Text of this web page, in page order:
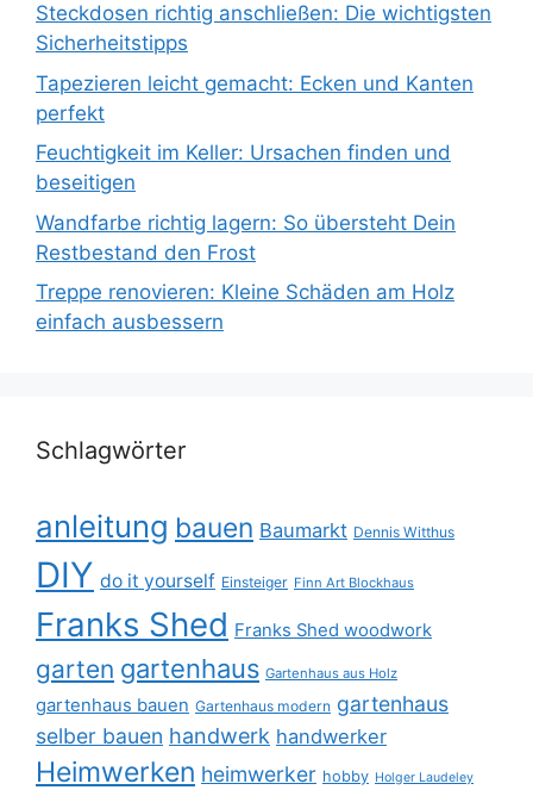
Steckdosen richtig anschließen: Die wichtigsten
Sicherheitstipps
Tapezieren leicht gemacht: Ecken und Kanten
perfekt
Feuchtigkeit im Keller: Ursachen finden und
beseitigen
Wandfarbe richtig lagern: So übersteht Dein
Restbestand den Frost
Treppe renovieren: Kleine Schäden am Holz
einfach ausbessern
Schlagwörter
anleitung bauen Baumarkt Dennis Witthus
DIY do it yourself Einsteiger Finn Art Blockhaus
Franks Shed Franks Shed woodwork
garten gartenhaus Gartenhaus aus Holz
gartenhaus bauen Gartenhaus modern gartenhaus
selber bauen handwerk handwerker
Heimwerken heimwerker hobby Holger Laudeley